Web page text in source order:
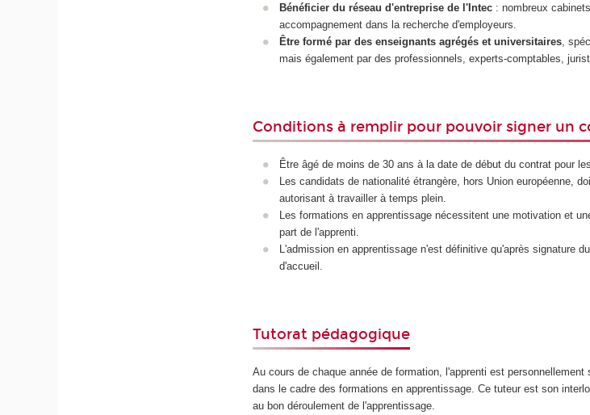
Bénéficier du réseau d'entreprise de l'Intec: nombreux
accompagnement dans la recherche d'employeurs.
Être formé par des enseignants agrégés et universitaires,
mais également par des professionnels, experts-comptables,
Conditions à remplir pour pouvoir signer un
Être âgé de moins de 30 ans à la date de début du contrat pour
Les candidats de nationalité étrangère, hors Union européenne,
autorisant à travailler à temps plein.
Les formations en apprentissage nécessitent une motivation et
part de l'apprenti.
L'admission en apprentissage n'est définitive qu'après signature
d'accueil.
Tutorat pédagogique
Au cours de chaque année de formation, l'apprenti est
dans le cadre des formations en apprentissage. Ce tuteur est son
au bon déroulement de l'apprentissage.